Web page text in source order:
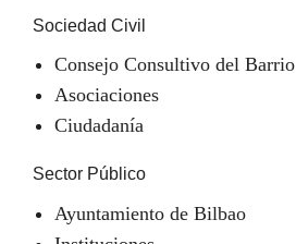
Sociedad Civil
Consejo Consultivo del Barrio
Asociaciones
Ciudadanía
Sector Público
Ayuntamiento de Bilbao